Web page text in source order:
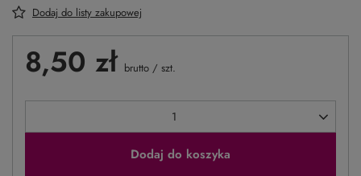
Dodaj do listy zakupowej
8,50 zł brutto / szt.
Dodaj do koszyka